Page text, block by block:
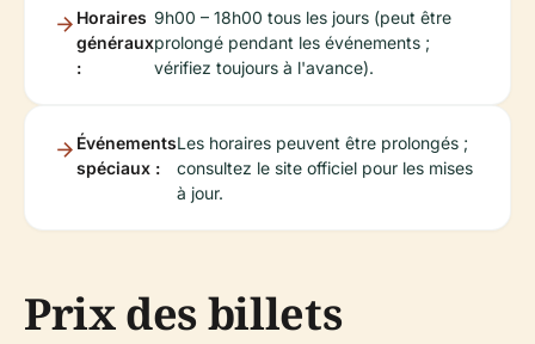
Horaires
généraux
:
9h00 – 18h00 tous les jours (peut être
prolongé pendant les événements ;
vérifiez toujours à l'avance).
Événements
spéciaux :
Les horaires peuvent être prolongés ;
consultez le site officiel pour les mises
à jour.
Prix des billets